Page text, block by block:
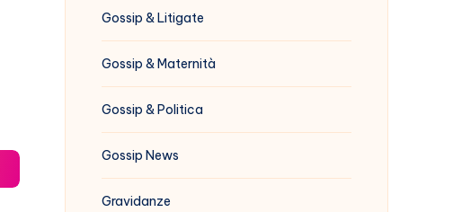
Gossip & Litigate
Gossip & Maternità
Gossip & Politica
Gossip News
Gravidanze